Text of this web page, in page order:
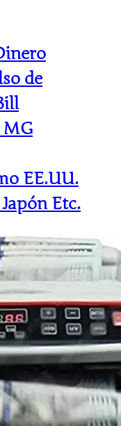
de
MG
EE.UU.
Etc.